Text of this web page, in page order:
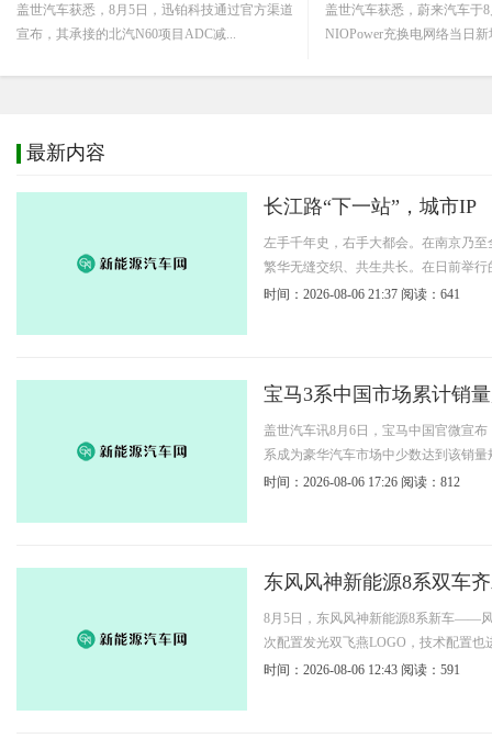
盖世汽车获悉，8月5日，迅铂科技通过官方渠道
宣布，其承接的北汽N60项目ADC减...
盖世汽车获悉，蔚来汽车于
NIOPower充换电网络当日新
最新内容
长江路“下一站”，城市IP
左手千年史，右手大都会。在南京乃
繁华无缝交织、共生共长。在日前举
时间：2026-08-06 21:37 阅读：641
宝马3系中国市场累计销
盖世汽车讯8月6日，宝马中国官微宣
系成为豪华汽车市场中少数达到该销
时间：2026-08-06 17:26 阅读：812
东风风神新能源8系双车
8月5日，东风风神新能源8系新车——
次配置发光双飞燕LOGO，技术配置
时间：2026-08-06 12:43 阅读：591